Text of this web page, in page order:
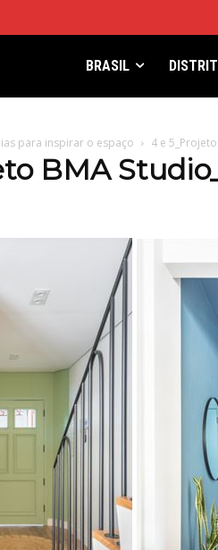
BRASIL
para inspirar o espaço 4 e
BMA